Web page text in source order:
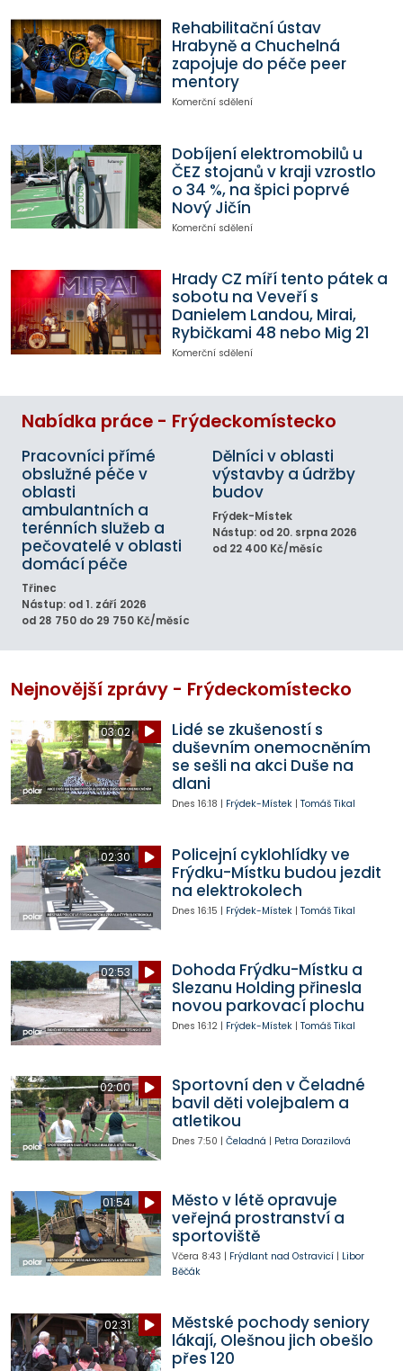
Rehabilitační ústav
Hrabyně a Chuchelná
zapojuje do péče peer
mentory
Komerční sdělení
Dobíjení elektromobilů u
ČEZ stojanů v kraji vzrostlo
o 34 %, na špici poprvé
Nový Jičín
Komerční sdělení
Hrady CZ míří tento pátek a
sobotu na Veveří s
Danielem Landou, Mirai,
Rybičkami 48 nebo Mig 21
Komerční sdělení
Nabídka práce - Frýdeckomístecko
Pracovníci přímé
obslužné péče v
oblasti
ambulantních a
terénních služeb a
pečovatelé v oblasti
domácí péče
Třinec
Nástup: od 1. září 2026
od 28 750 do 29 750 Kč/měsíc
Dělníci v oblasti
výstavby a údržby
budov
Frýdek-Místek
Nástup: od 20. srpna 2026
od 22 400 Kč/měsíc
Nejnovější zprávy - Frýdeckomístecko
03:02
Lidé se zkušeností s
duševním onemocněním
se sešli na akci Duše na
dlani
Dnes 16:18 | Frýdek-Místek| Tomáš Tikal
02:30
Policejní cyklohlídky ve
Frýdku-Místku budou jezdit
na elektrokolech
Dnes 16:15 | Frýdek-Místek| Tomáš Tikal
02:53
Dohoda Frýdku-Místku a
Slezanu Holding přinesla
novou parkovací plochu
Dnes 16:12| Frýdek-Místek| Tomáš Tikal
02:00
Sportovní den v Čeladné
bavil děti volejbalem a
atletikou
Dnes 7:50 | Čeladná | Petra Dorazilová
01:54
Město v létě opravuje
veřejná prostranství a
sportoviště
Včera 8:43 | Frýdlant nad Ostravicí| Libor
Běčák
02:31
Městské pochody seniory
lákají, Olešnou jich obešlo
přes 120